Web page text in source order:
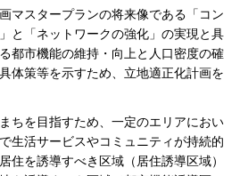
マスタープランの将来像である「コン
と「ネットワークの強化」の実現と具
都市機能の維持・向上と人口密度の確
体策等を示すため、立地適正化計画を
ちを目指すため、一定のエリアにおい
生活サービスやコミュニティが持続的
住を誘導すべき区域（居住誘導区域）